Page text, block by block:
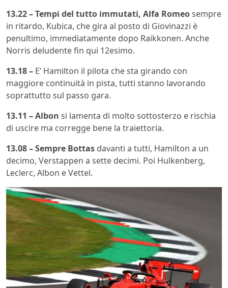
13.22 – Tempi del tutto immutati, Alfa Romeosempre
in ritardo, Kubica, che gira al posto di Giovinazzi è
penultimo, immediatamente dopo Raikkonen. Anche
Norris deludente fin qui 12esimo.
13.18 – E’ Hamilton il pilota che sta girando con
maggiore continuità in pista, tutti stanno lavorando
soprattutto sul passo gara.
13.11 – Albon si lamenta di molto sottosterzo e rischia
di uscire ma corregge bene la traiettoria.
13.08 – Sempre Bottas davanti a tutti, Hamilton a un
decimo, Verstappen a sette decimi. Poi Hulkenberg,
Leclerc, Albon e Vettel.